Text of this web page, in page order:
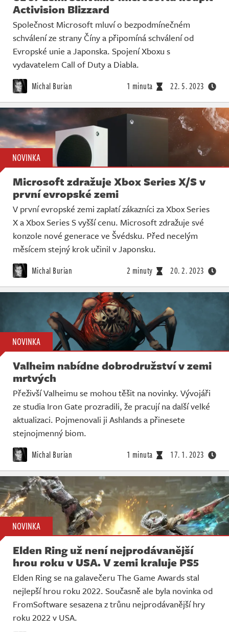
Activision Blizzard
Společnost Microsoft mluví o bezpodmínečném
schválení ze strany Číny a připomíná schválení od
Evropské unie a Japonska. Spojení Xboxu s
vydavatelem Call of Duty a Diabla.
Michal Burian 1 minuta 22. 5. 2023
NOVINKA
Microsoft zdražuje Xbox Series X/S v
první evropské zemi
V první evropské zemi zaplatí zákazníci za Xbox Series
X a Xbox Series S vyšší cenu. Microsoft zdražuje své
konzole nové generace ve Švédsku. Před necelým
měsícem stejný krok učinil v Japonsku.
Michal Burian 2 minuty 20. 2. 2023
NOVINKA
Valheim nabídne dobrodružství v zemi
mrtvých
Přeživší Valheimu se mohou těšit na novinky. Vývojáři
ze studia Iron Gate prozradili, že pracují na další velké
aktualizaci. Pojmenovali ji Ashlands a přinesete
stejnojmenný biom.
Michal Burian 1 minuta 17. 1. 2023
NOVINKA
Elden Ring už není nejprodávanější
hrou roku v USA. V zemi kraluje PS5
Elden Ring se na galavečeru The Game Awards stal
nejlepší hrou roku 2022. Současně ale byla novinka od
FromSoftware sesazena z trůnu nejprodávanější hry
roku 2022 v USA.